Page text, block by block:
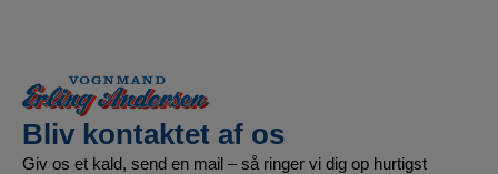
Bliv kontaktet af os
Giv os et kald, send en mail – så ringer vi dig op hurtigst